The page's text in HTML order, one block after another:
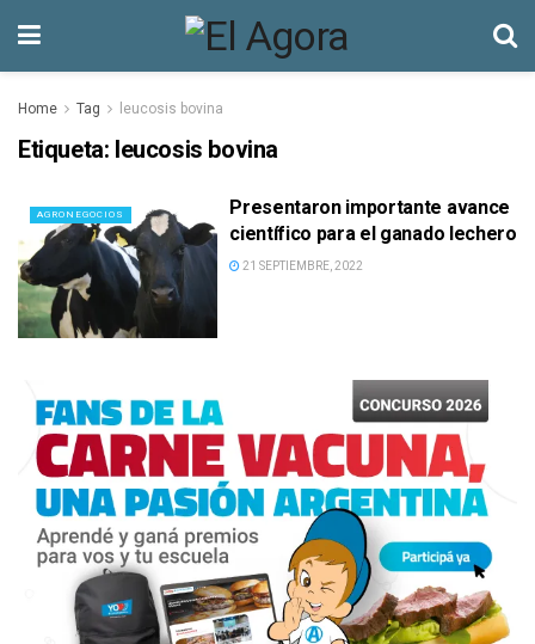
Home Tag leucosis bovina
Etiqueta: leucosis bovina
AGRONEGOCIOS
Presentaron importante avance
científico para el ganado lechero
21 SEPTIEMBRE, 2022